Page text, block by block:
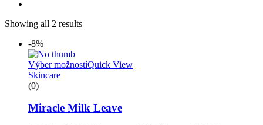
Showing all 2 results
-8%
Výber možnostíQuick View
Skincare
(0)
Miracle Milk Leave